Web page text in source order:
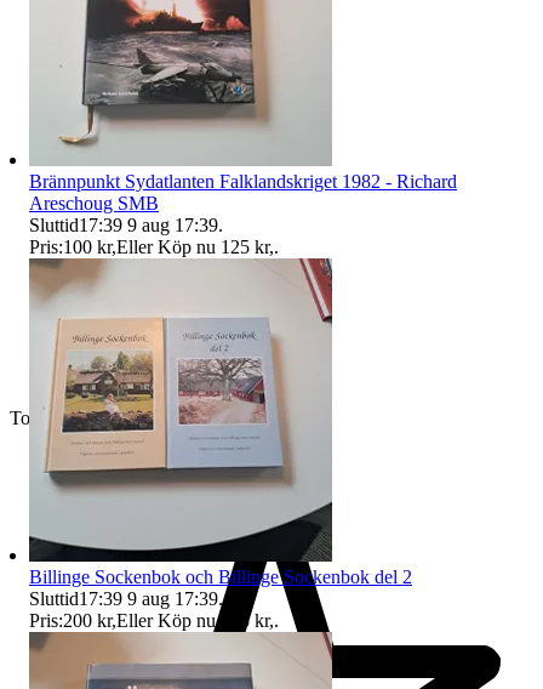
Toppsäljare
Brännpunkt Sydatlanten Falklandskriget 1982 - Richard
Areschoug SMB
Sluttid17:39 9 aug 17:39.
Pris:100 kr,Eller Köp nu 125 kr,.
Billinge Sockenbok och Billinge Sockenbok del 2
Sluttid17:39 9 aug 17:39.
Pris:200 kr,Eller Köp nu 225 kr,.